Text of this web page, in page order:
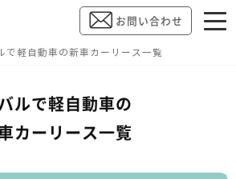
お問い合わせ
で軽自動車の新車カーリース一覧
ルで軽自動車の
カーリース一覧